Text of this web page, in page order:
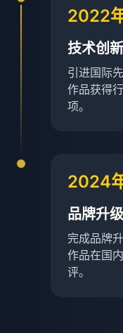
2022
技术创新
引进国际
作品获得
项。
2024
品牌升级
完成品牌
作品在国
评。